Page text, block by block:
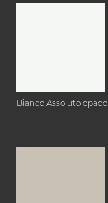
Bianco Assoluto opaco